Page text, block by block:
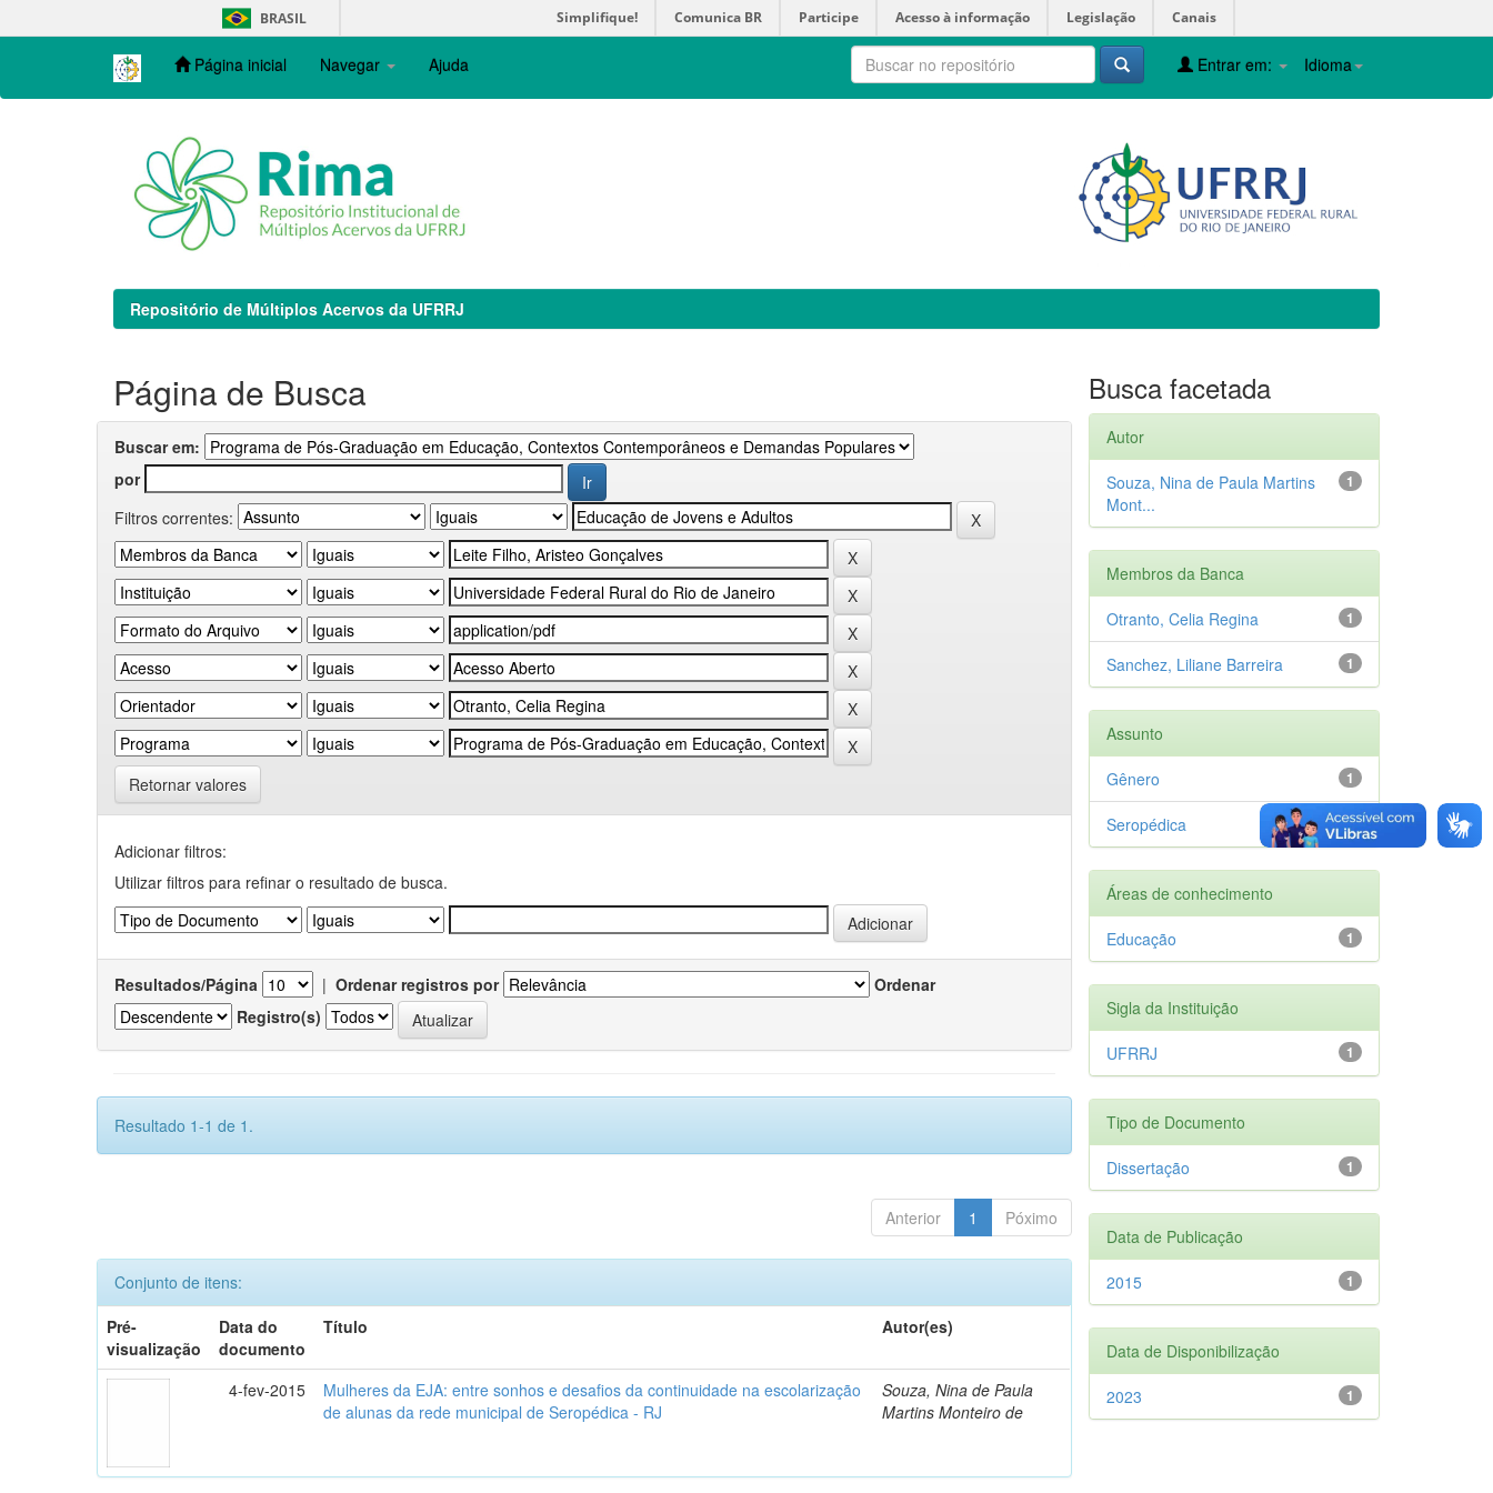
navigation
BRASIL Simplifique! Comunica BR Participe Acesso à informação Legislação Canais
Página inicial Navegar Ajuda Idioma
Entrar em:
Repositório de Múltiplos Acervos da UFRRJ
Página de Busca
Buscar em:
por
Filtros correntes:
Retornar valores
Adicionar filtros:
Utilizar filtros para refinar o resultado de busca.
Resultados/Página | Ordenar registros por
Ordenar
Registro(s)
Resultado 1-1 de 1.
Anterior 1 Póximo
Conjunto de itens:
Pré-
visualização
Data do
documento
Título Autor(es)
4-fev-2015
Mulheres da EJA: entre sonhos e desafios da continuidade na escolarização
de alunas da rede municipal de Seropédica - RJ
Souza, Nina de Paula
Martins Monteiro de
Busca facetada
Autor
1
Souza, Nina de Paula Martins
Mont...
Membros da Banca
1
Otranto, Celia Regina
1
Sanchez, Liliane Barreira
Assunto
1
Gênero
1
Seropédica
Áreas de conhecimento
1
Educação
Sigla da Instituição
1
UFRRJ
Tipo de Documento
1
Dissertação
Data de Publicação
1
2015
Data de Disponibilização
1
2023